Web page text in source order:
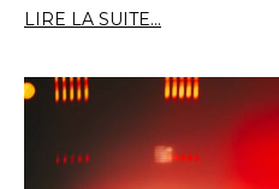
LIRE LA SUITE...